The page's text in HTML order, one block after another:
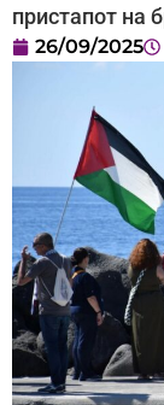
пристапот на
26/09/2025